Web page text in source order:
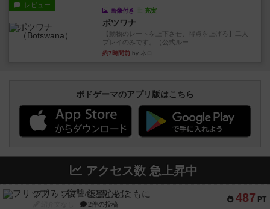
レビュー
画像付き 充実
ボツワナ
【動物のレートを上下させ、得点を上げろ】二人
プレイのみです。（公式ルー...
約7時間前 by ネロ
ボドゲーマのアプリ版はこちら
アクセス数 急上昇中
487 PT
フリップ７：復讐心とともに
2件の投稿